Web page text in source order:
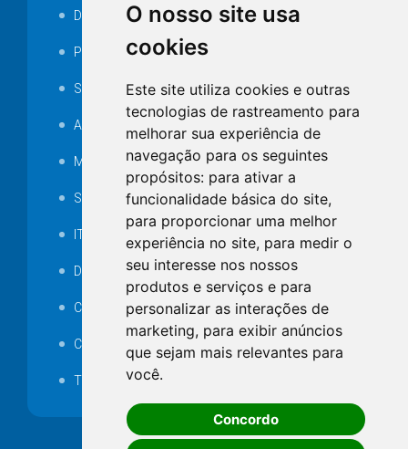
O nosso site usa
cookies
Este site utiliza cookies e outras
tecnologias de rastreamento para
melhorar sua experiência de
navegação para os seguintes
propósitos: para ativar a
funcionalidade básica do site,
para proporcionar uma melhor
experiência no site, para medir o
seu interesse nos nossos
produtos e serviços e para
personalizar as interações de
marketing, para exibir anúncios
que sejam mais relevantes para
você.
Concordo
Decretos
Portarias
SAMAE
Audiência pública
MANUTENÇÃO DE ILUMINAÇÃO PÚBLICA
Serviços Técnicos TI
ITR
Desapropriações
Catalogo Eletrônico de Padronização
Consórcios Municipais
Telefones Úteis